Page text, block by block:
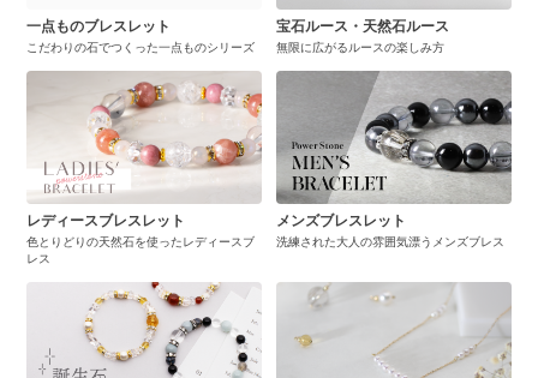
一点ものブレスレット
こだわりの石でつくった一点ものシリーズ
宝石ルース・天然石ルース
無限に広がるルースの楽しみ方
レディースブレスレット
色とりどりの天然石を使ったレディースブ
レス
メンズブレスレット
洗練された大人の雰囲気漂うメンズブレス